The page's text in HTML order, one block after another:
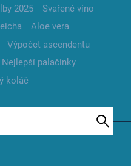
2025
Svařené víno
Aloe vera
Výpočet ascendentu
Nejlepší palačinky
koláč